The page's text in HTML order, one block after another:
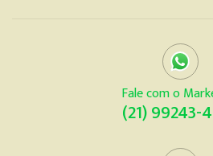
Fale com o
(21) 99243-